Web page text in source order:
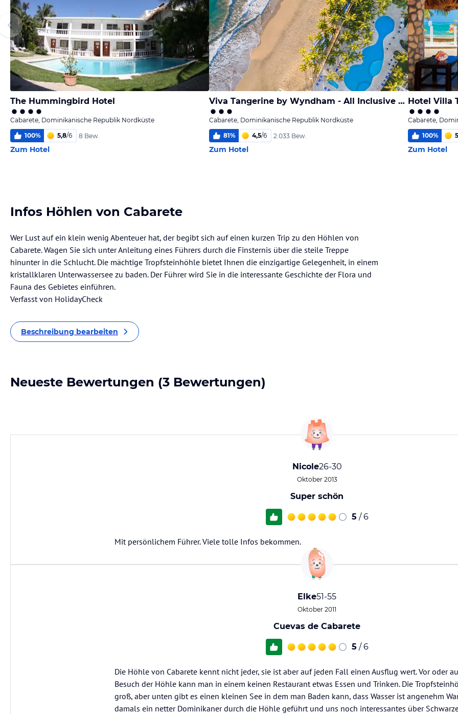
The Hummingbird Hotel
Cabarete, Dominikanische Republik Nordküste
100% 5,8/6 8 Bew.
Zum Hotel
Viva Tangerine by Wyndham - All Inclusive Resort
Cabarete, Dominikanische Republik Nordküste
81% 4,5/6 2.033 Bew.
Zum Hotel
Hotel Villa
Cabarete,
100%
Zum Hotel
Infos Höhlen von Cabarete
Wer Lust auf ein klein wenig Abenteuer hat, der begibt sich auf einen kurzen Trip zu den Höhlen von
Cabarete. Wagen Sie sich unter Anleitung eines Führers durch die Finsternis über die steile Treppe
hinunter in die Schlucht. Die mächtige Tropfsteinhöhle bietet Ihnen die einzigartige Gelegenheit, in einem
kristallklaren Unterwassersee zu baden. Der Führer wird Sie in die interessante Geschichte der Flora und
Fauna des Gebietes einführen.
Verfasst von HolidayCheck
Beschreibung bearbeiten
Neueste Bewertungen (3 Bewertungen)
Nicole26-30
Oktober 2013
Super schön
5 / 6
Mit persönlichem Führer. Viele tolle Infos bekommen.
Elke51-55
Oktober 2011
Cuevas de Cabarete
5 / 6
Die Höhle von Cabarete kennt nicht jeder, sie ist aber auf jeden Fall einen Ausflug wert. Vor oder
Besuch der Höhle kann man in einem keinen Restaurant etwas Essen und Trinken. Die
groß, aber unten gibt es einen kleinen See in dem man Baden kann, dass Wasser ist angenehm
damals ein netter Dominikaner durch die Höhle geführt und uns noch interessantes über